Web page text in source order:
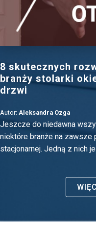
8 skutecznych
branży stolarki
drzwi
Autor: Aleksandra Ozga
Jeszcze do niedawna
niektóre branże na
stacjonarnej. Jedną z nich